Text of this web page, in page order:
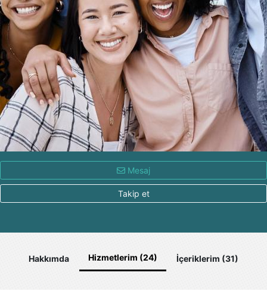
Mesaj
Takip et
Hakkımda Hizmetlerim (24) İçeriklerim (31)